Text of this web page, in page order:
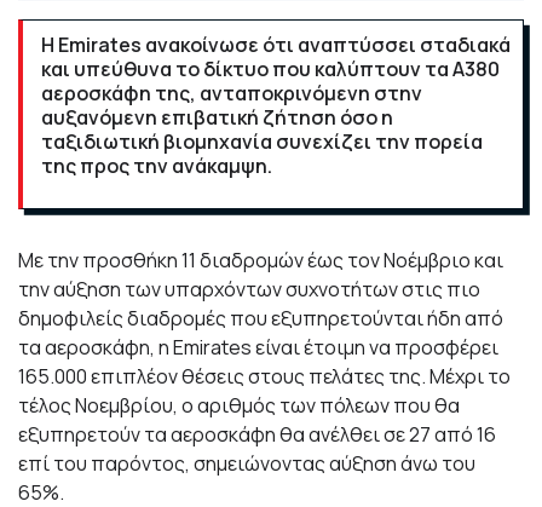
Η Emirates ανακοίνωσε ότι αναπτύσσει σταδιακά
και υπεύθυνα το δίκτυο που καλύπτουν ταA380
αεροσκάφη της, ανταποκρινόμενη στην
αυξανόμενη επιβατική ζήτηση όσο η
ταξιδιωτική βιομηχανία συνεχίζει την πορεία
της προς την ανάκαμψη.
Με την προσθήκη 11 διαδρομών έως τον Νοέμβριο και
την αύξηση των υπαρχόντων συχνοτήτων στις πιο
δημοφιλείς διαδρομές που εξυπηρετούνται ήδη από
τα αεροσκάφη, η Emirates είναι έτοιμη να προσφέρει
165.000 επιπλέον θέσεις στους πελάτες της. Μέχρι το
τέλος Νοεμβρίου, ο αριθμός των πόλεων που θα
εξυπηρετούν τα αεροσκάφη θα ανέλθει σε 27 από 16
επί του παρόντος, σημειώνοντας αύξηση άνω του
65%.